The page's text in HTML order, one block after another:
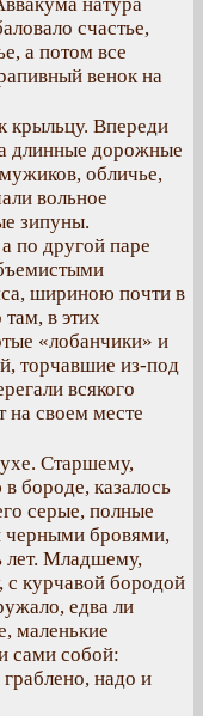
счастье,
а потом все
венок на
Впереди
длинные дорожные
обличье,
вольное
зипуны.
по другой паре
шириною почти в
там, в этих
«лобанчики» и
торчавшие из-под
всякого
на своем месте
Старшему,
бороде, казалось
серые, полные
черными бровями,
лет. Младшему,
с курчавой бородой
едва ли
маленькие
сами собой:
надо и